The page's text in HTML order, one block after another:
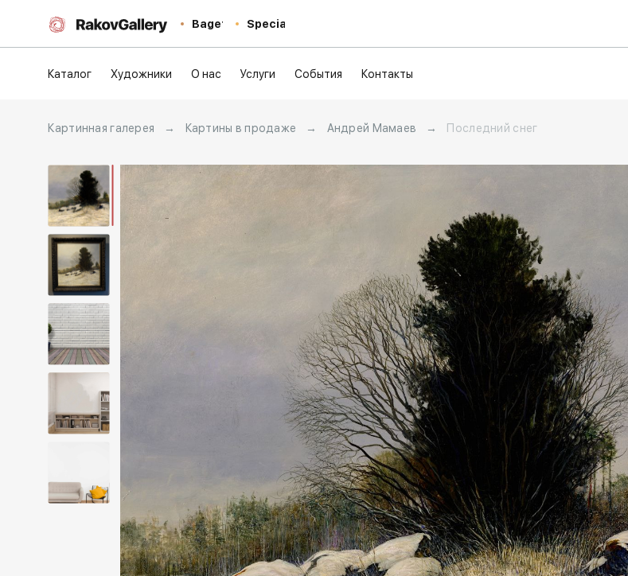
Baget Special
Каталог Художники О нас Услуги События Контакты
Картинная галерея → Картины в продаже → Андрей Мамаев → Последний снег